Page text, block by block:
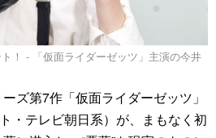
！ - 「仮面ライダーゼッツ」主演の今井
ズ第7作「仮面ライダーゼッツ」
・テレビ朝日系）が、まもなく初